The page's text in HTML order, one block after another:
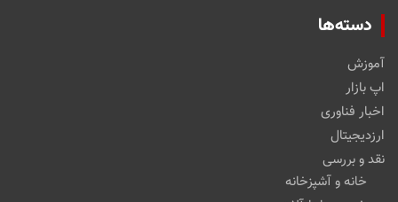
دسته‌ها
آموزش
اپ بازار
اخبار فناوری
ارزدیجیتال
نقد و بررسی
خانه و آشپزخانه